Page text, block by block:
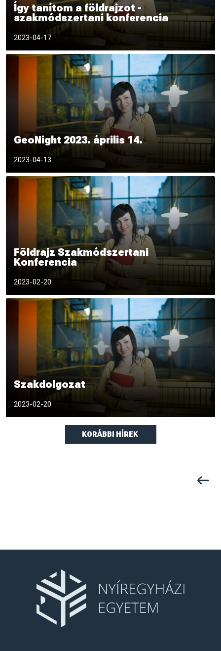
Így tanítom a földrajzot -
szakmódszertani konferencia
2023-04-17
GeoNight 2023. április 14.
2023-04-13
Földrajz Szakmódszertani
Konferencia
Meghívó
2023-02-20
Szakdolgozat
Tisztelt Hallgatók! A Szakdolgozati lap leadása mellett egy
2023-02-20
KORÁBBI HÍREK